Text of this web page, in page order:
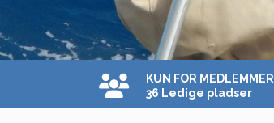
KUN FOR MEDLEMMER
36 Ledige pladser